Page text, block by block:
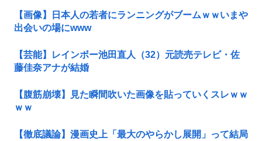
【画像】日本人の若者にランニングがブームｗｗいまや
出会いの場にwww
【芸能】レインボー池田直人（32）元読売テレビ・佐
藤佳奈アナが結婚
【腹筋崩壊】見た瞬間吹いた画像を貼っていくスレｗｗ
ｗｗ
【徹底議論】漫画史上「最大のやらかし展開」って結局